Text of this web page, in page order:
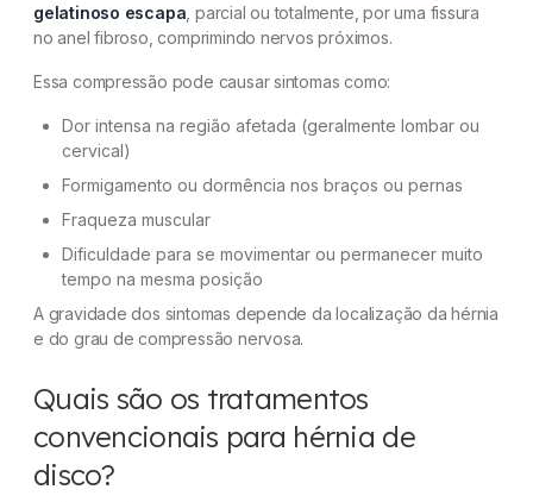
gelatinoso escapa , parcial ou totalmente, por uma fissura
no anel fibroso, comprimindo nervos próximos.
Essa compressão pode causar sintomas como:
Dor intensa na região afetada (geralmente lombar ou
cervical)
Formigamento ou dormência nos braços ou pernas
Fraqueza muscular
Dificuldade para se movimentar ou permanecer muito
tempo na mesma posição
A gravidade dos sintomas depende da localização da hérnia
e do grau de compressão nervosa.
Quais são os tratamentos
convencionais para hérnia de
disco?